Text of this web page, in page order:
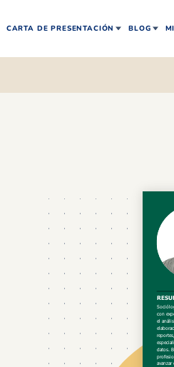
CARTA DE PRESENTACIÓN BLOG